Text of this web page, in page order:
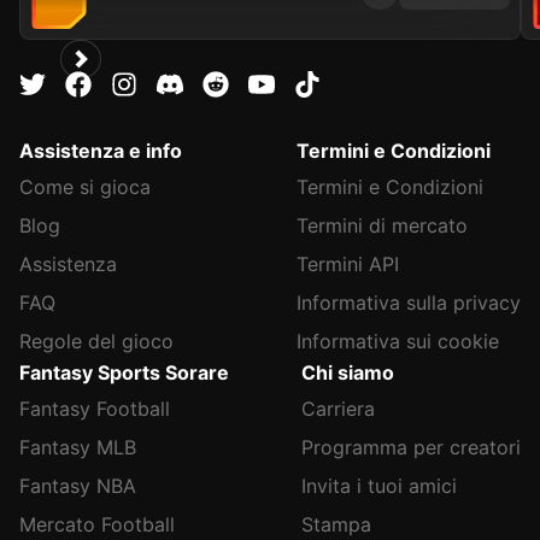
Assistenza e info
Come si gioca
Blog
Assistenza
FAQ
Regole del gioco
Termini e Condizioni
Termini e Condizioni
Termini di mercato
Termini API
Informativa sulla privacy
Informativa sui cookie
Fantasy Sports Sorare
Fantasy Football
Fantasy MLB
Fantasy NBA
Mercato Football
Chi siamo
Carriera
Programma per creatori
Invita i tuoi amici
Stampa